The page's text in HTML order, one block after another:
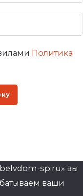
Политика
sp.ru» вы
ваши